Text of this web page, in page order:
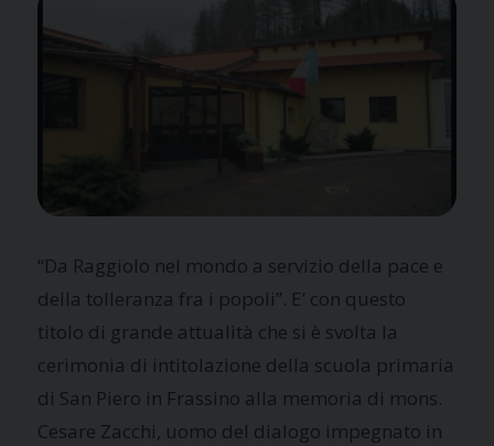
“Da Raggiolo nel mondo a servizio della pace e
della tolleranza fra i popoli”. E’ con questo
titolo di grande attualità che si è svolta la
cerimonia di intitolazione della scuola primaria
di San Piero in Frassino alla memoria di mons.
Cesare Zacchi, uomo del dialogo impegnato in